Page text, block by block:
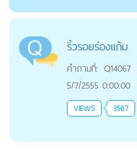
ริ้วรอยร่องแก้ม
คำถามที่: Q14067
5/7/2555 0:00:00
VIEWS 3567